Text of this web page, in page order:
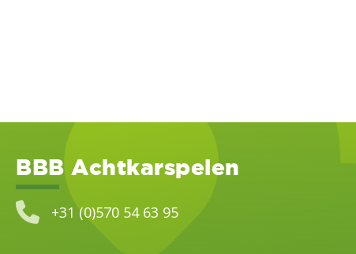
BBB Achtkarspelen
+31 (0)570 54 63 95